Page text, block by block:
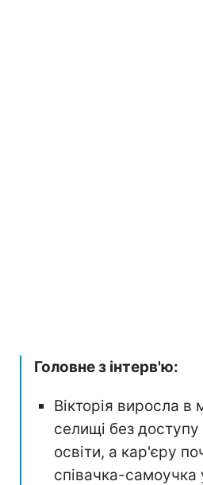
Головне з інтерв'ю:
Вікторія виросла в
селищі без
освіти, а кар'єру
співачка-